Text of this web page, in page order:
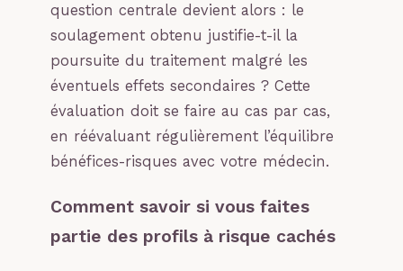
question centrale devient alors : le
soulagement obtenu justifie-t-il la
poursuite du traitement malgré les
éventuels effets secondaires ? Cette
évaluation doit se faire au cas par cas,
en réévaluant régulièrement l’équilibre
bénéfices-risques avec votre médecin.
Comment savoir si vous faites
partie des profils à risque cachés